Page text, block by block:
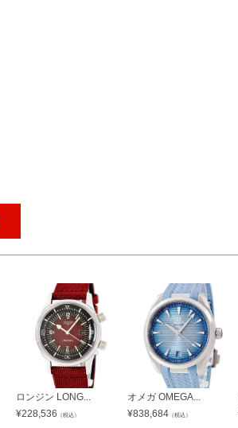
ロンジン LONG...
¥228,536 （税込）
オメガ OMEGA...
¥838,684 （税込）